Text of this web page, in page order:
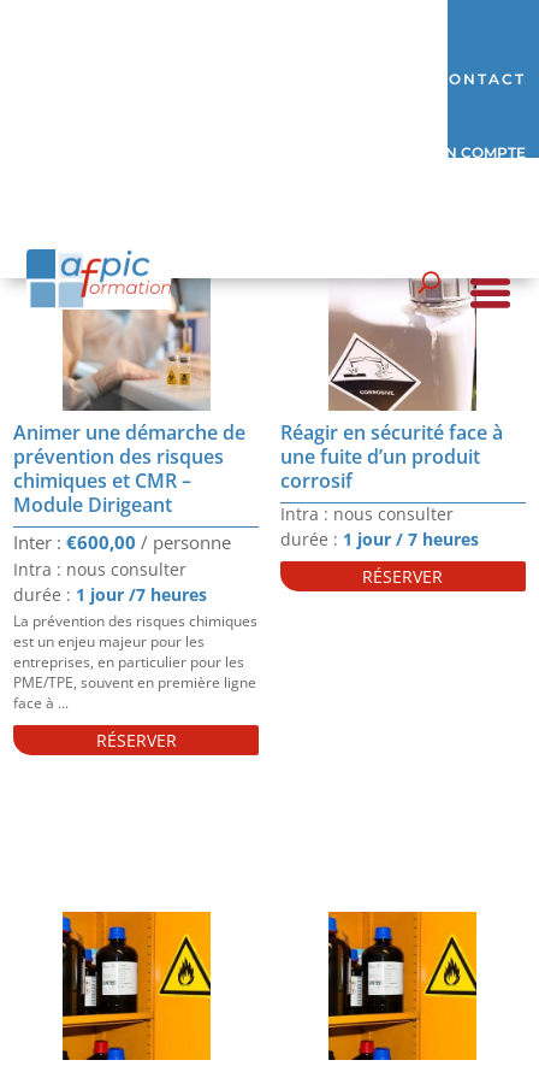
CONTACT
MON COMPTE
Animer une démarche de
prévention des risques
chimiques et CMR –
Module Dirigeant
€600,00
Intra : nous consulter
durée : 1 jour /7 heures
La prévention des risques chimiques
est un enjeu majeur pour les
entreprises, en particulier pour les
PME/TPE, souvent en première ligne
face à ...
RÉSERVER
Réagir en sécurité face à
une fuite d’un produit
corrosif
Intra : nous consulter
durée : 1 jour / 7 heures
RÉSERVER